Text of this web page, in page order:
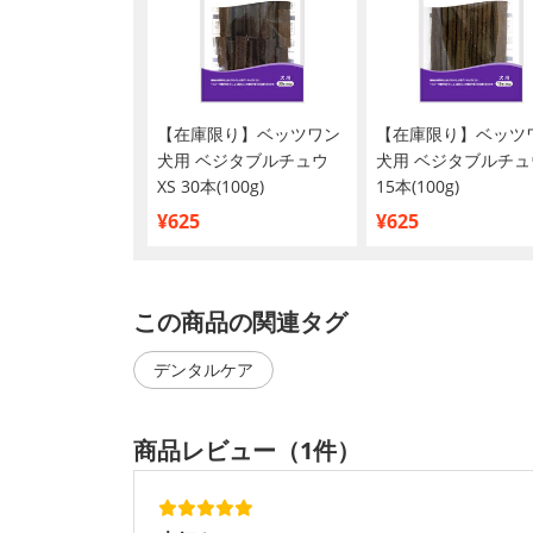
【在庫限り】ベッツワン
犬用 ベジタブルチュウ
XS 30本(100g)
¥625
【在庫限り】ベッツ
犬用 ベジタブルチュ
15本(100g)
¥625
この商品の関連タグ
デンタルケア
商品レビュー（1件）